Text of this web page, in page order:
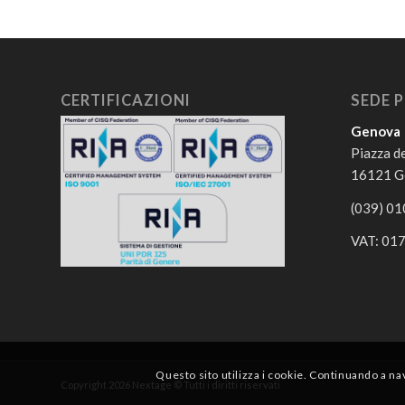
CERTIFICAZIONI SEDE
Genova
Piazza
16121
(039)
VAT:
Copyright 2026 Nextage © Tutti i diritti riservati
Questo sito utilizza i cookie. Continuando a